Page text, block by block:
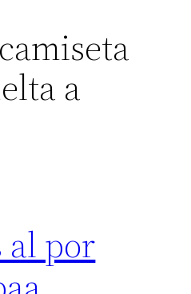
camiseta
a
al por